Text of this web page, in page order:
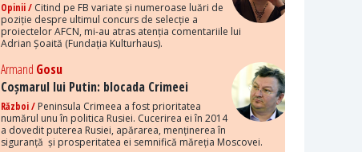
Opinii / Citind pe FB variate și numeroase luări de
poziție despre ultimul concurs de selecție a
proiectelor AFCN, mi-au atras atenția comentariile lui
Adrian Șoaită (Fundația Kulturhaus).
Armand Gosu
Coșmarul lui Putin: blocada Crimeei
Război / Peninsula Crimeea a fost prioritatea
numărul unu în politica Rusiei. Cucerirea ei în 2014
a dovedit puterea Rusiei, apărarea, menținerea în
siguranță și prosperitatea ei semnifică măreția Moscovei.